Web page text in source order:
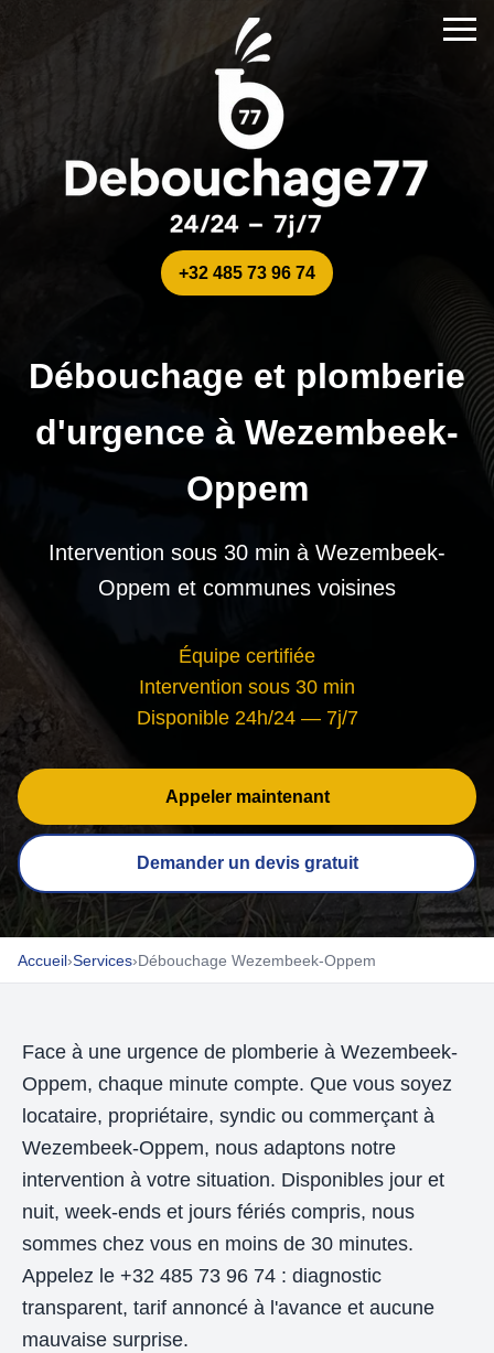
+32 485 73 96 74
Débouchage et plomberie
d'urgence à Wezembeek-
Oppem
Intervention sous 30 min à Wezembeek-
Oppem et communes voisines
Équipe certifiée
Intervention sous 30 min
Disponible 24h/24 — 7j/7
Appeler maintenant
Demander un devis gratuit
Accueil›Services›Débouchage Wezembeek-Oppem
Face à une urgence de plomberie à Wezembeek-
Oppem, chaque minute compte. Que vous soyez
locataire, propriétaire, syndic ou commerçant à
Wezembeek-Oppem, nous adaptons notre
intervention à votre situation. Disponibles jour et
nuit, week-ends et jours fériés compris, nous
sommes chez vous en moins de 30 minutes.
Appelez le +32 485 73 96 74 : diagnostic
transparent, tarif annoncé à l'avance et aucune
mauvaise surprise.